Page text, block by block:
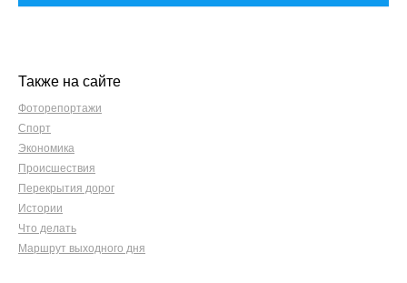
Также на сайте
Фоторепортажи
Спорт
Экономика
Происшествия
Перекрытия дорог
Истории
Что делать
Маршрут выходного дня